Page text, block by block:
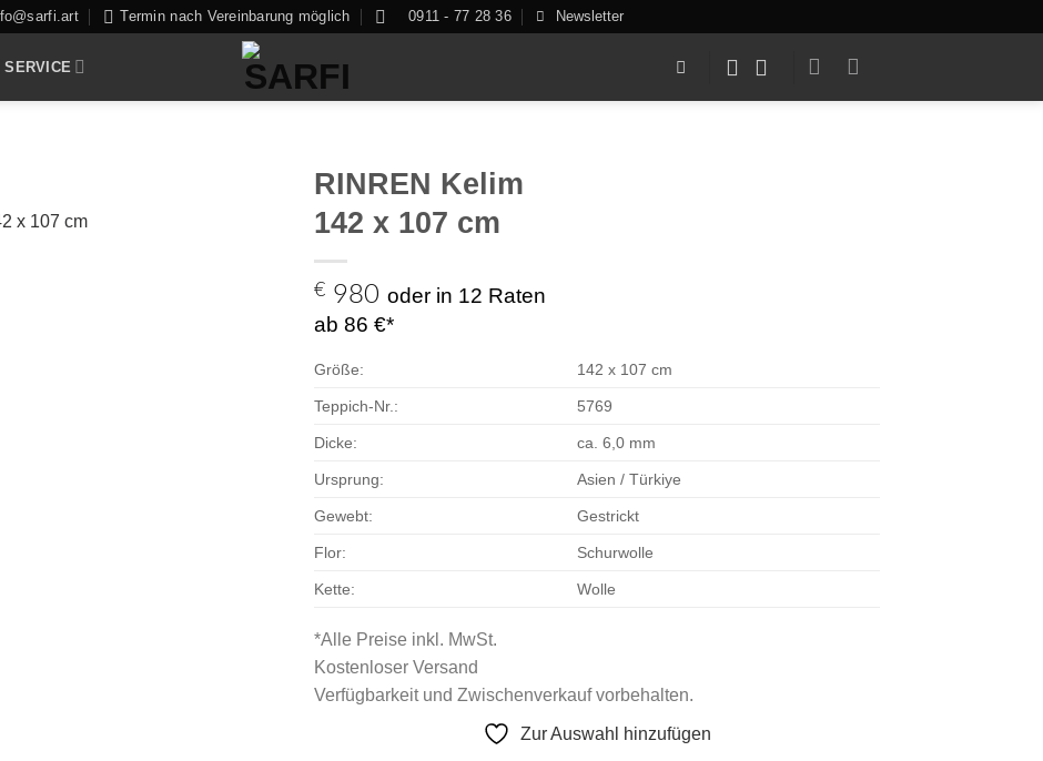
Termin nach Vereinbarung möglich 0911 - 77 28 36 Newsletter
SERVICE
RINREN Kelim
142 x 107 cm
€ 980 oder in 12 Raten
ab 86 €*
Größe: 142 x 107 cm
Teppich-Nr.: 5769
Dicke: ca. 6,0 mm
Ursprung: Asien / Türkiye
Gewebt: Gestrickt
Flor: Schurwolle
Kette: Wolle
*Alle Preise inkl. MwSt.
Kostenloser Versand
Verfügbarkeit und Zwischenverkauf vorbehalten.
Zur Auswahl hinzufügen